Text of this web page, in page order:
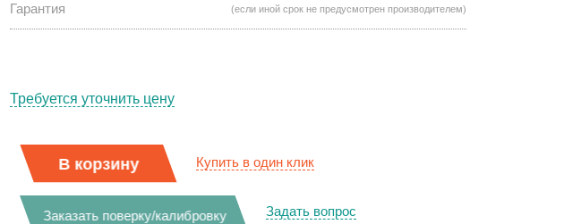
Гарантия (если иной срок не предусмотрен производителем)
Требуется уточнить цену
В корзину Купить в один клик
Заказать поверку/калибровку Задать вопрос